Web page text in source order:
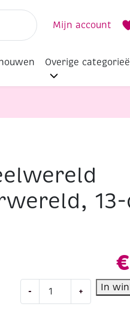
Mijn account
Overige
€
-
speelwereld
+ In